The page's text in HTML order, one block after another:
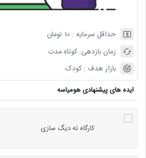
حداقل سرمایه :10 تومان
زمان بازدهی:کوتاه مدت
بازار هدف :کودک
ایده های پیشنهادی هومیاسه
کارگاه ته دیگ سازی